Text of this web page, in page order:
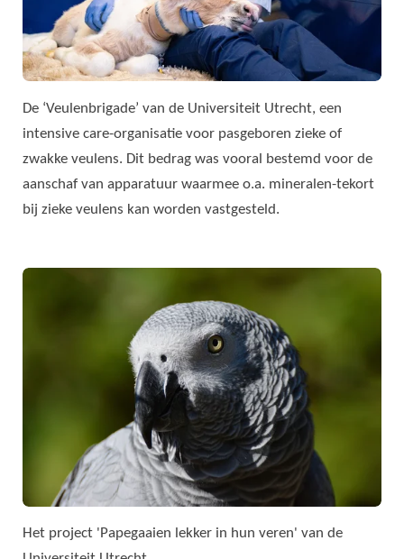
De ‘Veulenbrigade’ van de Universiteit Utrecht, een
intensive care-organisatie voor pasgeboren zieke of
zwakke veulens. Dit bedrag was vooral bestemd voor de
aanschaf van apparatuur waarmee o.a. mineralen-tekort
bij zieke veulens kan worden vastgesteld.
Het project 'Papegaaien lekker in hun veren' van de